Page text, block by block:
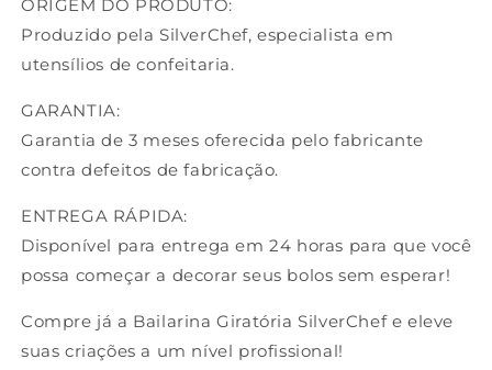
ORIGEM DO PRODUTO:
Produzido pela SilverChef, especialista em
utensílios de confeitaria.
GARANTIA:
Garantia de 3 meses oferecida pelo fabricante
contra defeitos de fabricação.
ENTREGA RÁPIDA:
Disponível para entrega em 24 horas para que você
possa começar a decorar seus bolos sem esperar!
Compre já a Bailarina Giratória SilverChef e eleve
suas criações a um nível profissional!